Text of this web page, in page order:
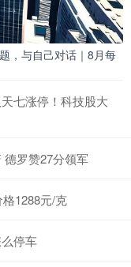
，与自己对话｜8月每
七涨停！科技股大
德罗赞27分领军
1288元/克
停车